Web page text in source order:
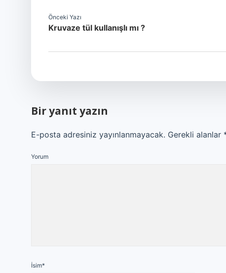
Önceki Yazı
Kruvaze tül kullanışlı mı ?
Bir yanıt yazın
E-posta adresiniz yayınlanmayacak. Gerekli alanlar
Yorum
İsim*